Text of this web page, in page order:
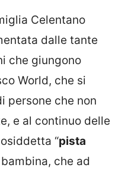
Celentano
dalle tante
che giungono
World, che si
persone che non
e al continuo delle
“pista
che ad